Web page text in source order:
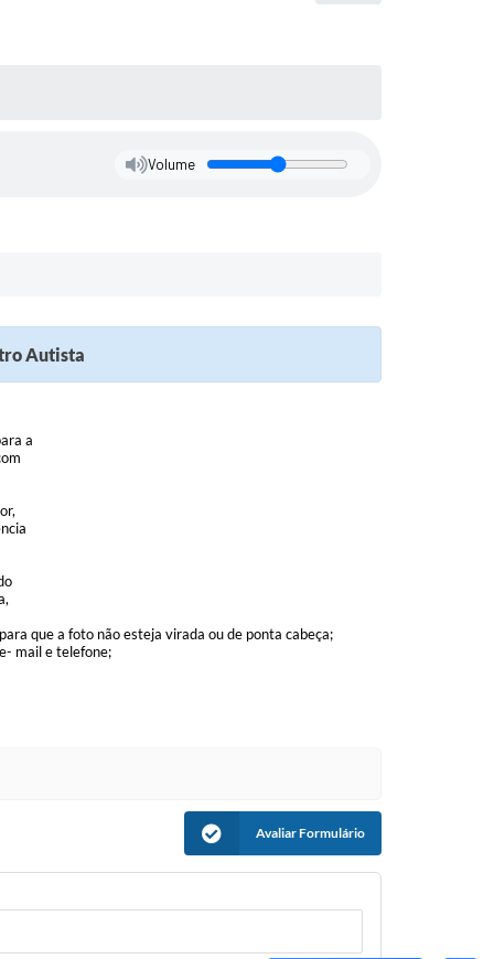
Volume
Autista
a
que a foto não esteja virada ou de ponta cabeça;
mail e telefone;
Avaliar Formulário